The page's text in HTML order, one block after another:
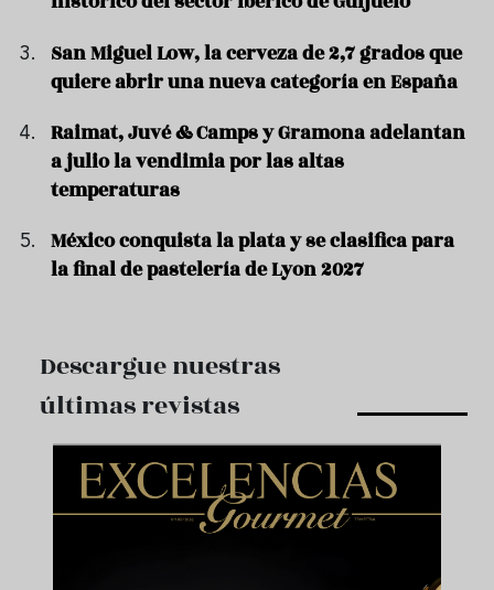
San Miguel Low, la cerveza de 2,7 grados que
quiere abrir una nueva categoría en España
Raimat, Juvé & Camps y Gramona adelantan
a julio la vendimia por las altas
temperaturas
México conquista la plata y se clasifica para
la final de pastelería de Lyon 2027
Descargue nuestras
últimas revistas